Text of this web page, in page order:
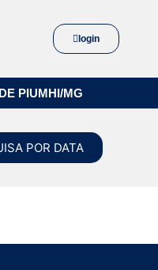
login
PIUMHI/MG
POR DATA